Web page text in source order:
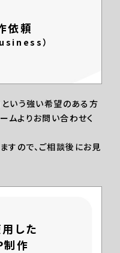
依頼
）
という強い希望のある方
ムよりお問い合わせく
すので、ご相談後にお見
した
制作